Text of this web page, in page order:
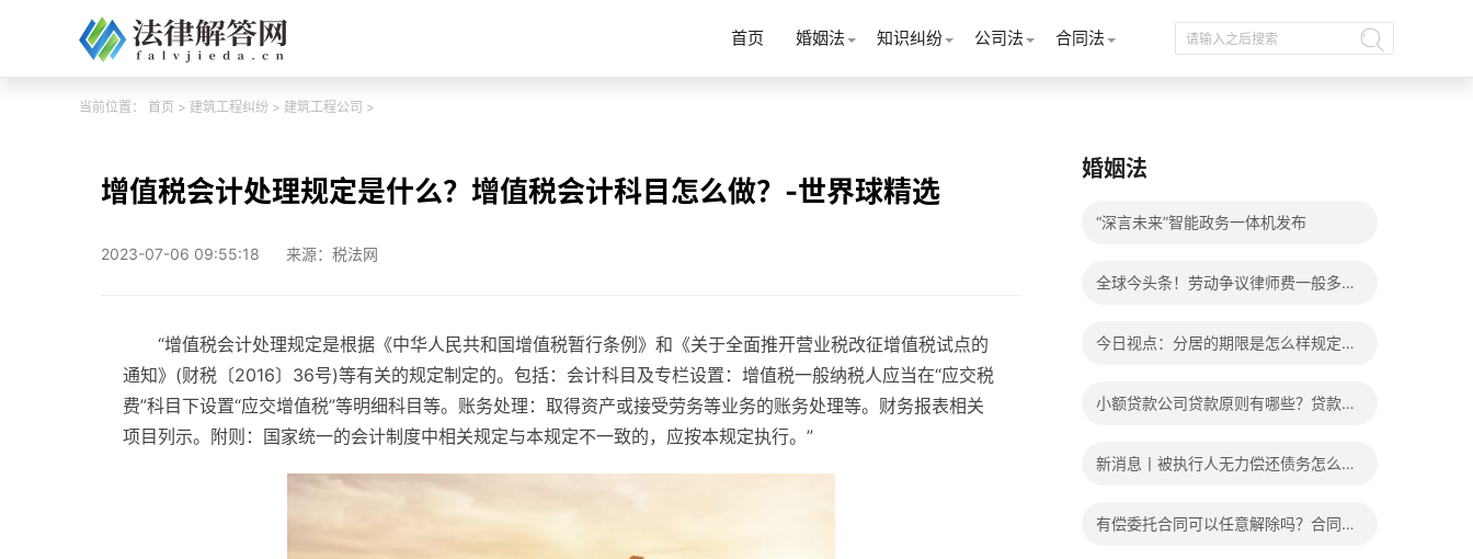
首页 婚姻法 知识纠纷 公司法 合同法
当前位置： 首页 > 建筑工程纠纷 > 建筑工程公司 >
增值税会计处理规定是什么？增值税会计科目怎么做？-世界球精选
2023-07-06 09:55:18 来源：税法网
“增值税会计处理规定是根据《中华人民共和国增值税暂行条例》和《关于全面推开营业税改征增值税试点的
通知》(财税〔2016〕36号)等有关的规定制定的。包括：会计科目及专栏设置：增值税一般纳税人应当在“应交税
费”科目下设置“应交增值税”等明细科目等。账务处理：取得资产或接受劳务等业务的账务处理等。财务报表相关
项目列示。附则：国家统一的会计制度中相关规定与本规定不一致的，应按本规定执行。”
婚姻法
“深言未来”智能政务一体机发布
全球今头条！劳动争议律师费一般多少
今日视点：分居的期限是怎么样规定
小额贷款公司贷款原则有哪些？贷款不
新消息丨被执行人无力偿还债务怎么
有偿委托合同可以任意解除吗？合同无